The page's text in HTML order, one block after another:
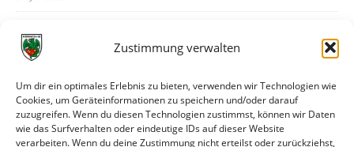
Zustimmung verwalten
Um dir ein optimales Erlebnis zu bieten, verwenden wir Technologien wie
Cookies, um Geräteinformationen zu speichern und/oder darauf
zuzugreifen. Wenn du diesen Technologien zustimmst, können wir Daten
wie das Surfverhalten oder eindeutige IDs auf dieser Website
verarbeiten. Wenn du deine Zustimmung nicht erteilst oder zurückziehst,
30. Juli 2026
28. Juli 2026
Neuer Rückensponsor
28. Juli 2026